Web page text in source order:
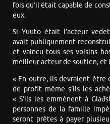
fois qu’il était capable de
eux.
Si Yuuto était l’acteur
avait publiquement
et vaincu tous ses voisins
meilleur acteur de soutien, et
« En outre, ils devraient être
de profit même s’ils les
« S’ils les emmènent à
personnes de la famille
seront prêtes à payer